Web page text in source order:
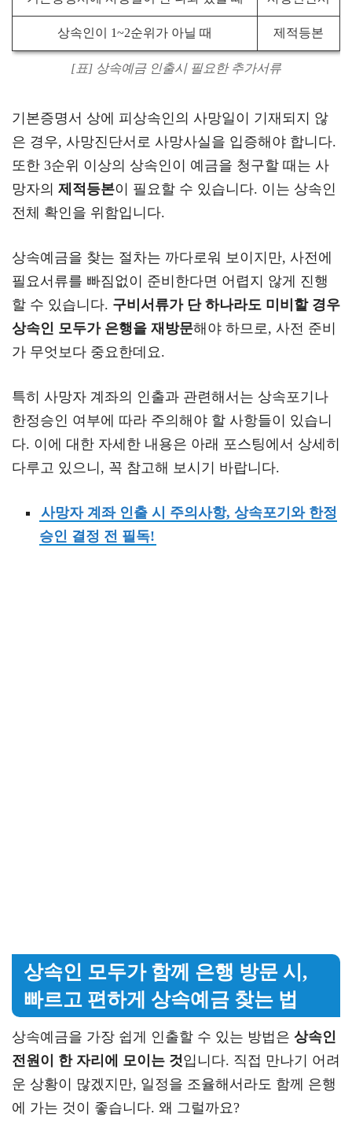
상속인이 1~2순위가 아닐 때 제적등본
[표] 상속예금 인출시 필요한 추가서류
기본증명서 상에 피상속인의 사망일이 기재되지 않
은 경우, 사망진단서로 사망사실을 입증해야 합니다.
또한 3순위 이상의 상속인이 예금을 청구할 때는 사
망자의 제적등본이 필요할 수 있습니다. 이는 상속인
전체 확인을 위함입니다.
상속예금을 찾는 절차는 까다로워 보이지만, 사전에
필요서류를 빠짐없이 준비한다면 어렵지 않게 진행
할 수 있습니다. 구비서류가 단 하나라도 미비할 경우
상속인 모두가 은행을 재방문해야 하므로, 사전 준비
가 무엇보다 중요한데요.
특히 사망자 계좌의 인출과 관련해서는 상속포기나
한정승인 여부에 따라 주의해야 할 사항들이 있습니
다. 이에 대한 자세한 내용은 아래 포스팅에서 상세히
다루고 있으니, 꼭 참고해 보시기 바랍니다.
사망자 계좌 인출 시 주의사항, 상속포기와 한정
승인 결정 전 필독!
상속인 모두가 함께 은행 방문 시,
빠르고 편하게 상속예금 찾는 법
상속예금을 가장 쉽게 인출할 수 있는 방법은 상속인
전원이 한 자리에 모이는 것입니다. 직접 만나기 어려
운 상황이 많겠지만, 일정을 조율해서라도 함께 은행
에 가는 것이 좋습니다. 왜 그럴까요?